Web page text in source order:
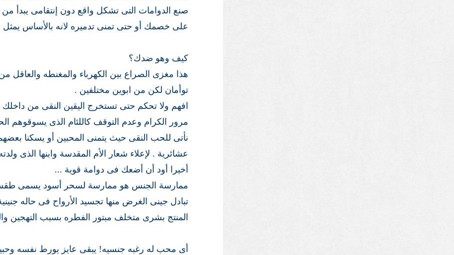
صنع الدوامات التى تشكل واقع دون إنتقامى يبدأ من
على خصمك أو حتى تمنى تدميره لانه بالأساس
كيف وهو ضدك؟
هذا مغزى الصراع بين الكهرباء والمغنطه والعاقل
توأمان لكن من ابوين مختلفين .
افهم ولا تحكم حتى تستخرج اليقين النقى من
مرور الكرام وعدم التوقف كاللئام الذى يسوقوهم
نأتى للحب النقى حيث يتمنى المحبين أو يسكنا
عشائرية . لإعلاء شعار الأم المقدسة وابنها الذى
أخيرا أود أن أضعك فى دوامة قوية ...
ممارسة الجنس هو ممارسة لسحر أسود يسمى طقس
تبادل جينى الغرض منها تجسيد الأرواح فى حاله
المنتج بشرى متخلف مبتور الفطره بسبب التهجين
أى محب له رغبه جنسيه! يبقى عايز يورط نفسه